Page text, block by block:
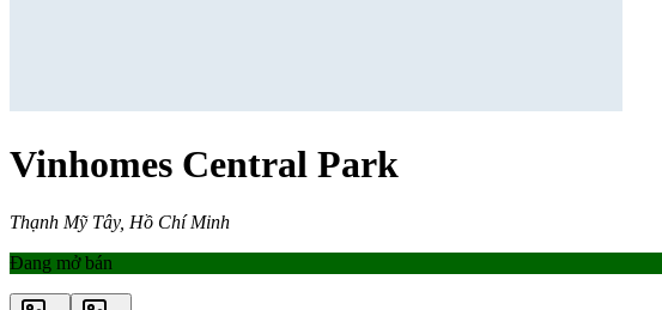
Vinhomes Central Park
Thạnh Mỹ Tây, Hồ Chí Minh
Đang mở bán